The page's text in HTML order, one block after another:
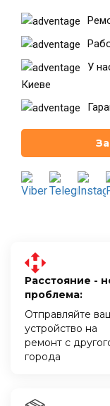
У
Киеве
Расстояние -
проблема:
Отправляйте
устройство на
ремонт с
города